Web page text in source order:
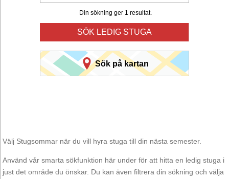
Din sökning ger 1 resultat.
SÖK LEDIG STUGA
Sök på kartan
Välj Stugsommar när du vill hyra stuga till din nästa semester.
Använd vår smarta sökfunktion här under för att hitta en ledig stuga i
just det område du önskar. Du kan även filtrera din sökning och välja